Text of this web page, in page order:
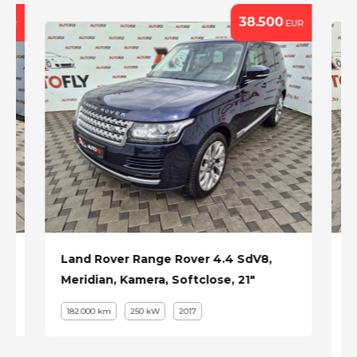
38.500EUR
Land Rover Range Rover 4.4 SdV8,
Meridian, Kamera, Softclose, 21"
182.000 km 250 kW 2017